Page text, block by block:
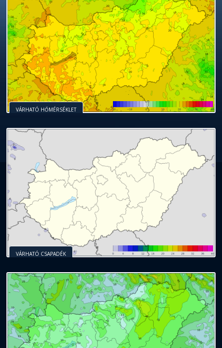
VÁRHATÓ HŐMÉRSÉKLET
VÁRHATÓ CSAPADÉK